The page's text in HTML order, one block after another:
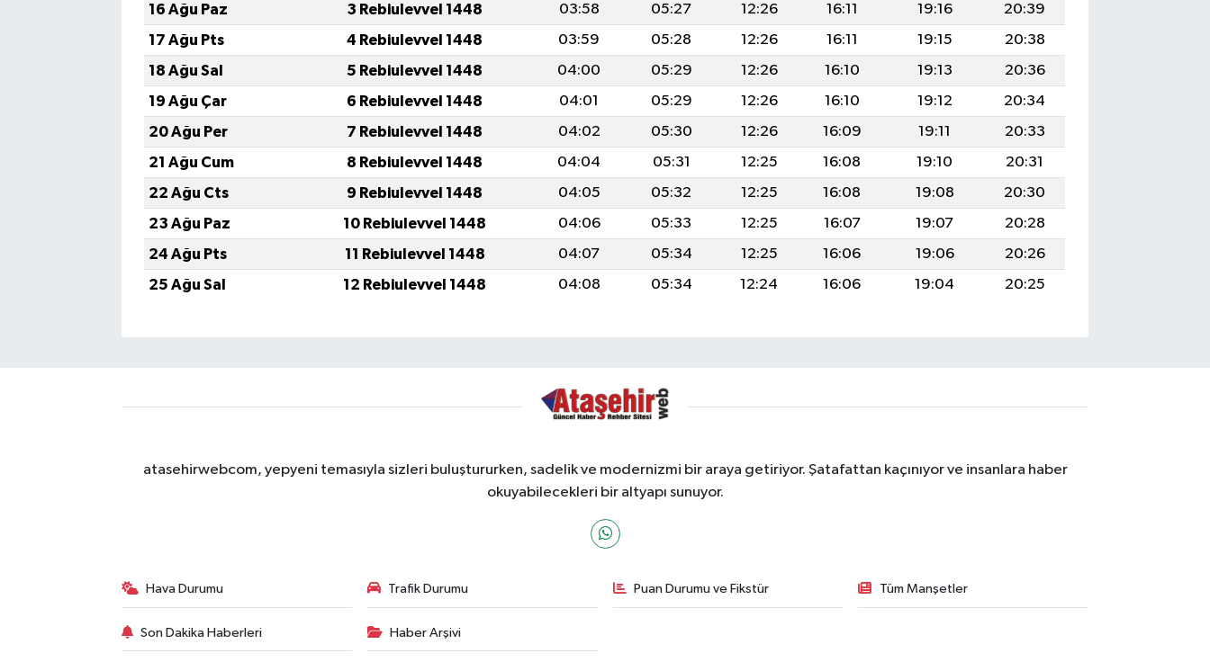
16 Ağu Paz
3 Rebiulevvel 1448 03:58 05:27 12:26 16:11 19:16
20:39
17 Ağu Pts
4 Rebiulevvel 1448 03:59 05:28 12:26 16:11 19:15
20:38
18 Ağu Sal
5 Rebiulevvel 1448 04:00 05:29 12:26 16:10 19:13
20:36
19 Ağu Çar
6 Rebiulevvel 1448 04:01 05:29 12:26 16:10 19:12
20:34
20 Ağu Per
7 Rebiulevvel 1448 04:02 05:30 12:26 16:09 19:11
20:33
21 Ağu Cum
8 Rebiulevvel 1448 04:04 05:31 12:25 16:08 19:10
20:31
22 Ağu Cts
9 Rebiulevvel 1448 04:05 05:32 12:25 16:08 19:08
20:30
23 Ağu Paz
10 Rebiulevvel 1448 04:06 05:33 12:25 16:07 19:07
20:28
24 Ağu Pts
11 Rebiulevvel 1448 04:07 05:34 12:25 16:06 19:06
20:26
25 Ağu Sal
12 Rebiulevvel 1448 04:08 05:34 12:24 16:06 19:04 20:25
atasehirwebcom, yepyeni temasıyla sizleri buluştururken, sadelik ve modernizmi bir araya getiriyor. Şatafattan kaçınıyor ve insanlara haber
okuyabilecekleri bir altyapı sunuyor.
Hava Durumu Trafik Durumu Puan Durumu ve Fikstür Tüm Manşetler
Son Dakika Haberleri Haber Arşivi